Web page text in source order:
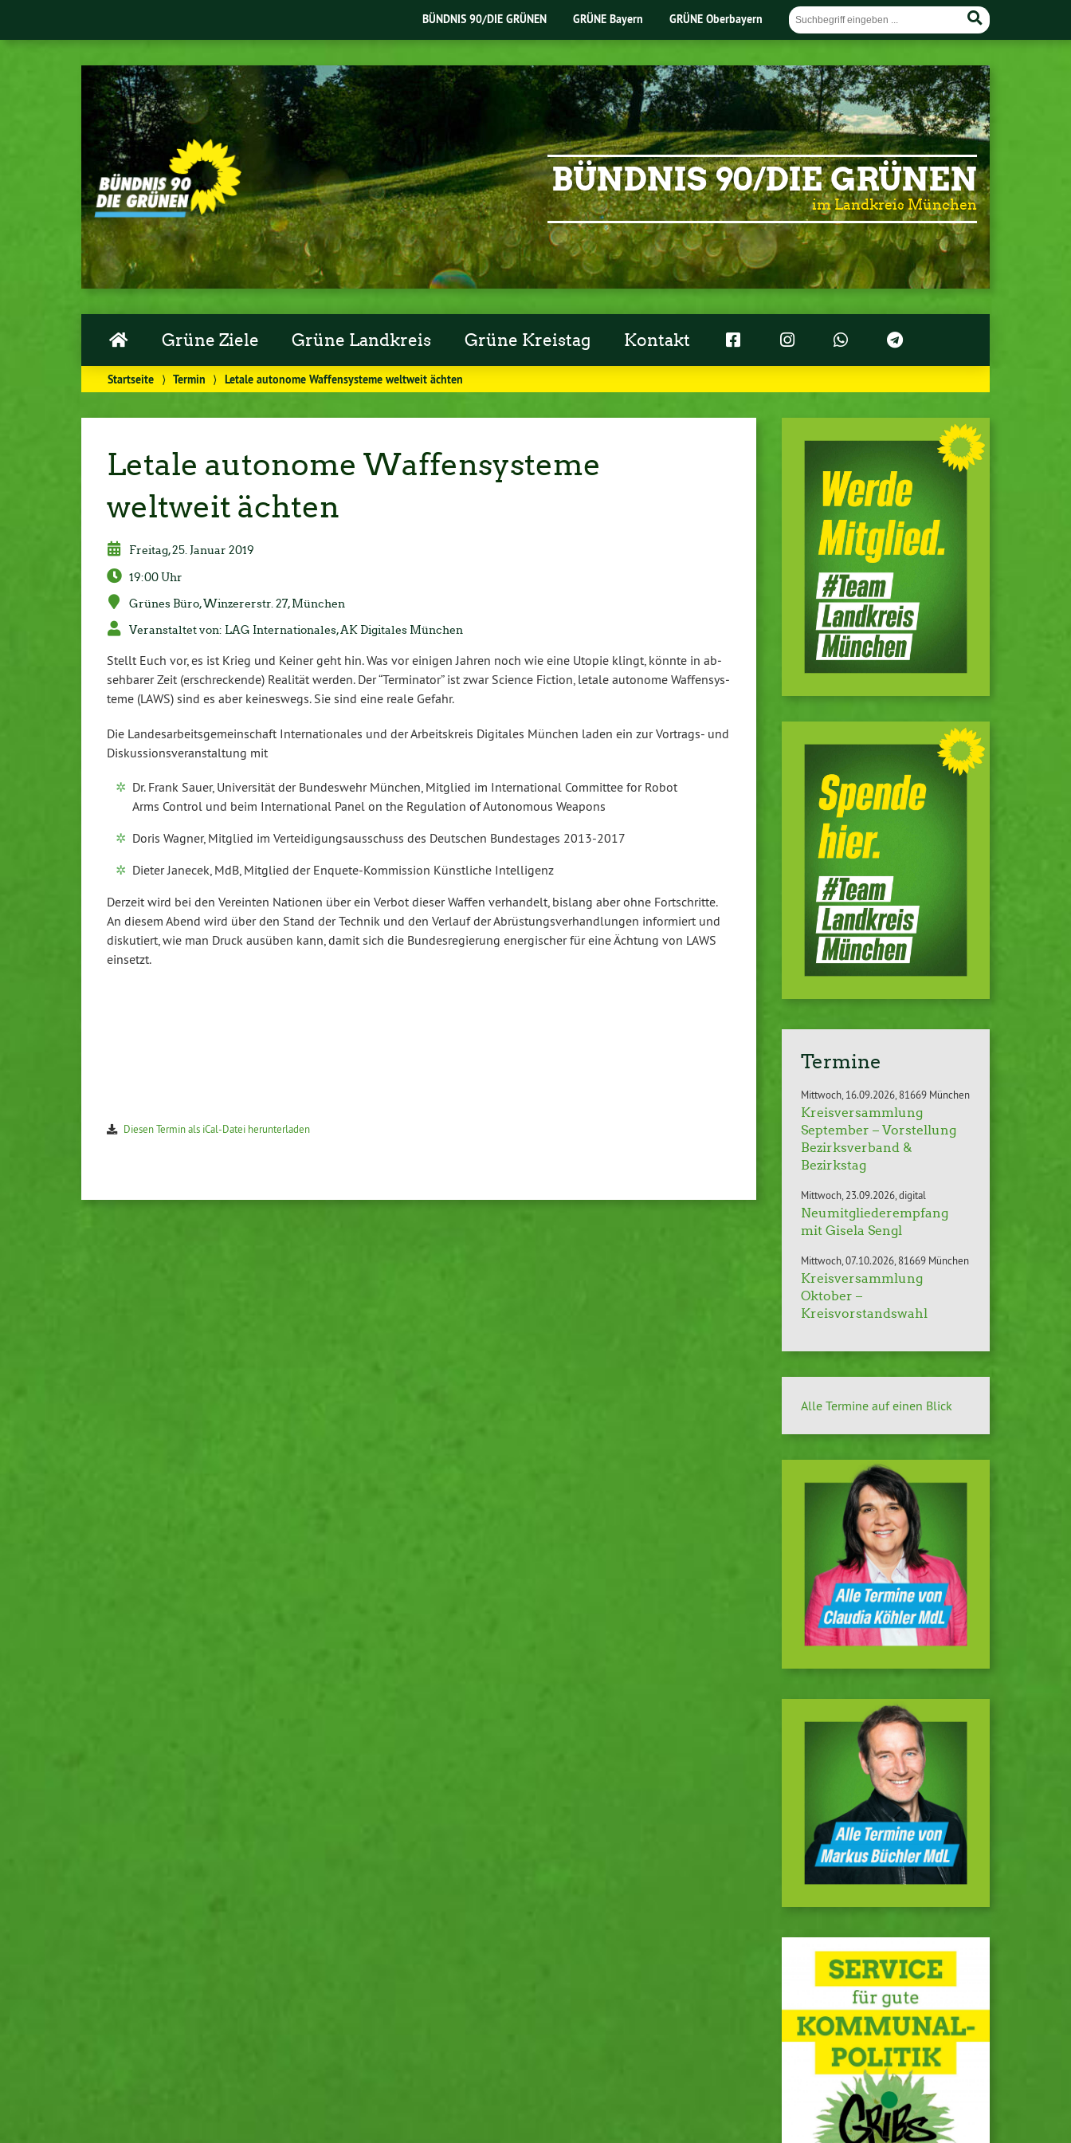
BÜNDNIS 90/DIE GRÜNEN GRÜNE Bayern GRÜNE Oberbayern
BÜNDNIS 90/DIE GRÜNEN
im Landkreis München
Grüne Ziele Grüne Landkreis Grüne Kreistag Kontakt
Startseite ⟩ Termin ⟩ Letale autonome Waffensysteme weltweit ächten
Letale autonome Waffensysteme
weltweit ächten
Freitag, 25. Januar 2019
19:00 Uhr
Grünes Büro, Win­ze­r­er­str. 27, München
Ver­an­stal­tet von: LAG In­ter­na­tio­na­les, AK Digitales München
Stellt Euch vor, es ist Krieg und Keiner geht hin. Was vor einigen Jahren noch wie eine Utopie klingt, könnte in ab­
seh­ba­rer Zeit (er­schre­cken­de) Realität werden. Der “Ter­mi­na­tor” ist zwar Science Fiction, letale autonome Waf­fen­sys­
te­me (LAWS) sind es aber kei­nes­wegs. Sie sind eine reale Gefahr.
Die Lan­des­ar­beits­ge­mein­schaft In­ter­na­tio­na­les und der Ar­beits­kreis Digitales München laden ein zur Vortrags- und
Dis­kus­si­ons­ver­an­stal­tung mit
Dr. Frank Sauer, Uni­ver­si­tät der Bun­des­wehr München, Mitglied im In­ter­na­tio­nal Committee for Robot
Arms Control und beim In­ter­na­tio­nal Panel on the Re­gu­la­ti­on of Au­to­no­mous Weapons
Doris Wagner, Mitglied im Ver­tei­di­gungs­aus­schuss des Deutschen Bun­des­ta­ges 2013-2017
Dieter Janecek, MdB, Mitglied der En­que­te-Kom­mis­si­on Künst­li­che In­tel­li­genz
Derzeit wird bei den Vereinten Nationen über ein Verbot dieser Waffen ver­han­delt, bislang aber ohne Fort­schrit­te.
An diesem Abend wird über den Stand der Technik und den Verlauf der Ab­rüs­tungs­ver­hand­lun­gen in­for­miert und
dis­ku­tiert, wie man Druck ausüben kann, damit sich die Bun­des­re­gie­rung en­er­gi­scher für eine Ächtung von LAWS
einsetzt.
Diesen Termin als iCal-Da­tei her­un­ter­la­den
Termine
Mittwoch 16.09.2026 81669 München
Kreisversammlung
September – Vorstellung
Bezirksverband &
Bezirkstag
Mittwoch 23.09.2026 digital
Neumitgliederempfang
mit Gisela Sengl
Mittwoch 07.10.2026 81669 München
Kreisversammlung
Oktober –
Kreisvorstandswahl
Alle Termine auf einen Blick